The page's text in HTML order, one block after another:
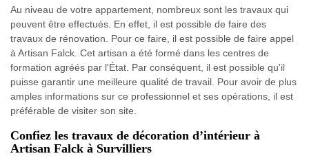
Au niveau de votre appartement, nombreux sont les travaux qui
peuvent être effectués. En effet, il est possible de faire des
travaux de rénovation. Pour ce faire, il est possible de faire appel
à Artisan Falck. Cet artisan a été formé dans les centres de
formation agréés par l'État. Par conséquent, il est possible qu'il
puisse garantir une meilleure qualité de travail. Pour avoir de plus
amples informations sur ce professionnel et ses opérations, il est
préférable de visiter son site.
Confiez les travaux de décoration d’intérieur à
Artisan Falck à Survilliers